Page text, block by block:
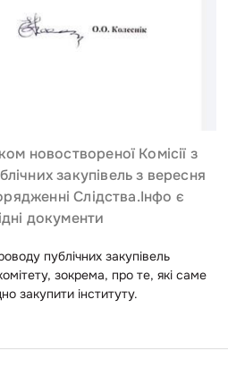
новоствореної Комісії з
закупівель з вересня
Слідства.Інфо є
документи
публічних закупівель
зокрема, про те, які саме
закупити інституту.